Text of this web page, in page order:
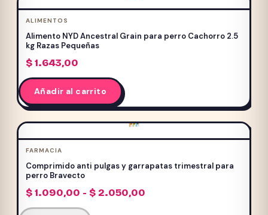
ALIMENTOS
Alimento NYD Ancestral Grain para perro Cachorro 2.5
kg Razas Pequeñas
$1.643,00
Añadir al carrito
FARMACIA
Comprimido anti pulgas y garrapatas trimestral para
perro Bravecto
$1.090,00 - $2.050,00Rango